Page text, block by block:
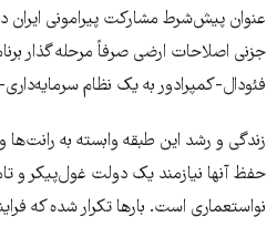
عنوان پیش‌شرط مشارکت پیرامونی ایران
جزنی اصلاحات ارضی صرفاً مرحله گذار
فئودال-کمپرادور به یک نظام
زندگی و رشد این طبقه وابسته به
حفظ آنها نیازمند یک دولت غول‌پیکر و
نواستعماری است. بارها تکرار شده که